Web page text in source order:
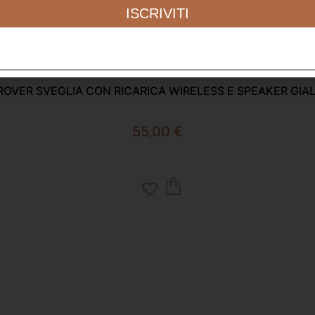
SVEGLIA CON RICARICA WIRELESS E SPEAKER
55,00 €
ISCRIVITI